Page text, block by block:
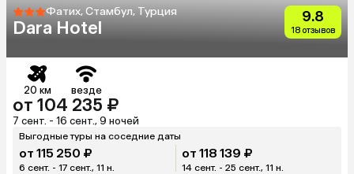
Фатих, Стамбул, Турция
Dara Hotel
9.8
18 отзывов
20 км везде
от 104 235 ₽
7 сент. - 16 сент., 9 ночей
Выгодные туры на соседние даты
от 115 250 ₽
6 сент. - 17 сент., 11 н.
от 118 139 ₽
14 сент. - 25 сент., 11 н.